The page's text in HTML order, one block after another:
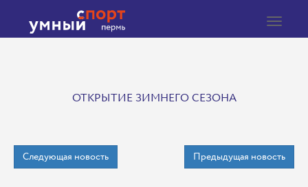
Toggle
ОТКРЫТИЕ ЗИМНЕГО СЕЗОНА
Следующая новость Предыдущая новость